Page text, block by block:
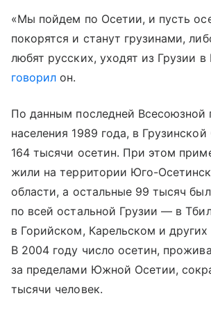
«Мы пойдем по Осетии, и пусть
покорятся и станут грузинами,
любят русских, уходят из Грузии
говорил он.
По данным последней Всесоюзной
населения 1989 года, в
164 тысячи осетин. При этом
жили на территории Юго-
области, а остальные 99 тысяч
по всей остальной Грузии — в
в Горийском, Карельском и других
В 2004 году число осетин,
за пределами Южной Осетии,
тысячи человек.